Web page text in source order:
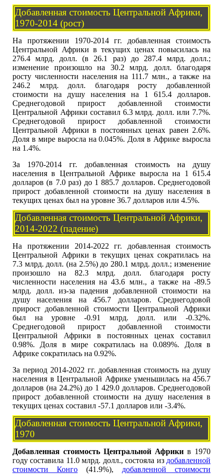
Добавленная стоимость Центральной Африки,
1970-2014 (рост)
На протяжении 1970-2014 гг. добавленная стоимость
Центральной Африки в текущих ценах повысилась на
276.4 млрд. долл. (в 26.1 раз) до 287.4 млрд. долл.;
изменение произошло на 30.2 млрд. долл. благодаря
росту численности населения на 111.7 млн., а также на
246.2 млрд. долл. благодаря росту добавленной
стоимости на душу населения на 1 615.4 долларов.
Среднегодовой прирост добавленной стоимости
Центральной Африки составил 6.3 млрд. долл. или 7.7%.
Среднегодовой прирост добавленной стоимости
Центральной Африки в постоянных ценах равен 2.6%.
Доля в мире выросла на 0.045%. Доля в Африке выросла
на 1.4%.
За 1970-2014 гг. добавленная стоимость на душу
населения в Центральной Африке выросла на 1 615.4
долларов (в 7.0 раз) до 1 885.7 долларов. Среднегодовой
прирост добавленной стоимости на душу населения в
текущих ценах был на уровне 36.7 долларов или 4.5%.
Добавленная стоимость Центральной Африки,
2014-2022 (падение)
На протяжении 2014-2022 гг. добавленная стоимость
Центральной Африки в текущих ценах сократилась на
7.3 млрд. долл. (на 2.5%) до 280.1 млрд. долл.; изменение
произошло на 82.3 млрд. долл. благодаря росту
численности населения на 43.6 млн., а также на -89.5
млрд. долл. из-за падения добавленной стоимости на
душу населения на 456.7 долларов. Среднегодовой
прирост добавленной стоимости Центральной Африки
был на уровне -0.91 млрд. долл. или -0.32%.
Среднегодовой прирост добавленной стоимости
Центральной Африки в постоянных ценах составил
0.98%. Доля в мире сократилась на 0.089%. Доля в
Африке сократилась на 0.92%.
За период 2014-2022 гг. добавленная стоимость на душу
населения в Центральной Африке уменьшилась на 456.7
долларов (на 24.2%) до 1 429.0 долларов. Среднегодовой
прирост добавленной стоимости на душу населения в
текущих ценах составил -57.1 долларов или -3.4%.
Добавленная стоимость Центральной Африки,
1970
Добавленная стоимость Центральной Африки в 1970
году составила 11.0 млрд. долл., состояла из добавленной
стоимости Конго (41.9%), добавленной стоимости